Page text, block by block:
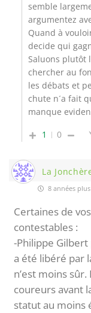
semble
argumentez
Quand à
decide qui
Saluons plutôt
chercher au
les débats et
chute n´a fait
manque
1
0
La
8 années
Certaines de
contestables :
-Philippe
a été libéré par
n’est moins
coureurs avant
statut au moins